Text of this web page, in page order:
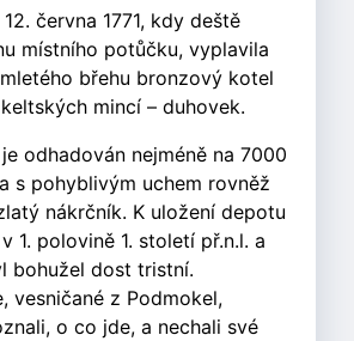
12. června 1771, kdy deště
místního potůčku, vyplavila
břehu bronzový kotel
mincí – duhovek.
odhadován nejméně na 7000
s pohyblivým uchem rovněž
nákrčník. K uložení depotu
1. polovině 1. století př.n.l. a
bohužel dost tristní.
vesničané z Podmokel,
o co jde, a nechali své